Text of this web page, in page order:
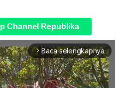
Channel Republika
arrow_forward_ios Baca selengkapnya